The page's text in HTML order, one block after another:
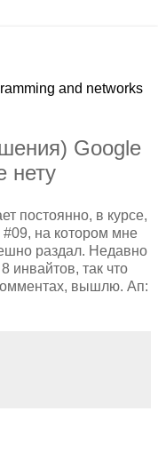
and networks
Google
нету
постоянно, в курсе,
на котором мне
раздал. Недавно
инвайтов, так что
вышлю. Ап: